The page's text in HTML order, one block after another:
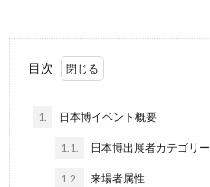
目次
1. 日本博イベント概要
1.1. 日本博出展者カテゴリー
1.2. 来場者属性